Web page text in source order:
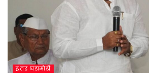
इतर घडामोडी